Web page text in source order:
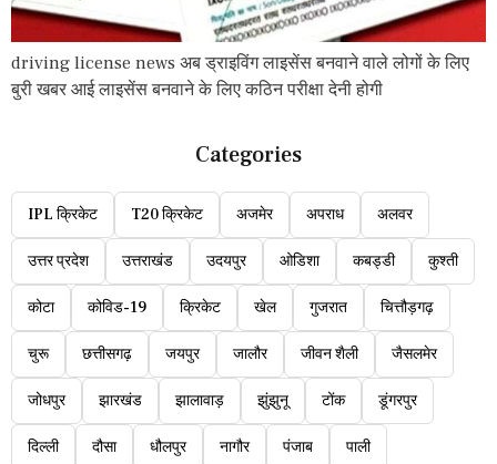
driving license news अब ड्राइविंग लाइसेंस बनवाने वाले लोगों के लिए
बुरी खबर आई लाइसेंस बनवाने के लिए कठिन परीक्षा देनी होगी
Categories
IPL क्रिकेट T20 क्रिकेट अजमेर अपराध अलवर
उत्तर प्रदेश उत्तराखंड उदयपुर ओडिशा कबड्डी कुश्ती
कोटा कोविड-19 क्रिकेट खेल गुजरात चित्तौड़गढ़
चुरू छत्तीसगढ़ जयपुर जालौर जीवन शैली जैसलमेर
जोधपुर झारखंड झालावाड़ झुंझुनू टोंक डूंगरपुर
दिल्ली दौसा धौलपुर नागौर पंजाब पाली